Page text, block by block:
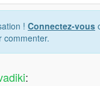
! Connectez-vous
commenter.
: